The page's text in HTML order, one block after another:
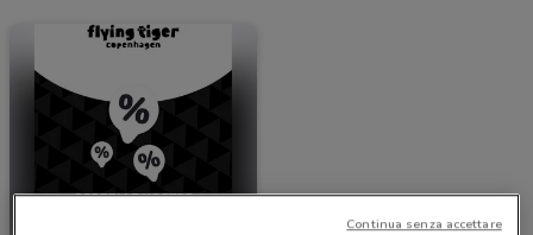
Continua senza accettare